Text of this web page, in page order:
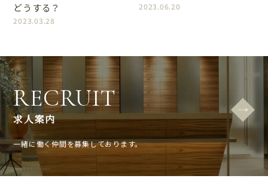
どうする？
2023.03.28
2023.06.20
RECRUIT
求人案内
一緒に働く仲間を募集しております。